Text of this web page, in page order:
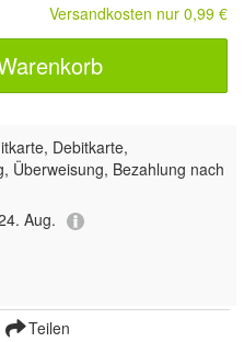
Versandkosten nur 0,99 €
Debitkarte,
Überweisung, Bezahlung nach
Aug.
Teilen